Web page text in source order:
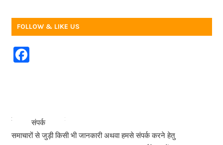
FOLLOW & LIKE US
F
b
o
संपर्क
समाचारों से जुड़ी किसी भी जानकारी अथवा हमसे संपर्क करने हेतु